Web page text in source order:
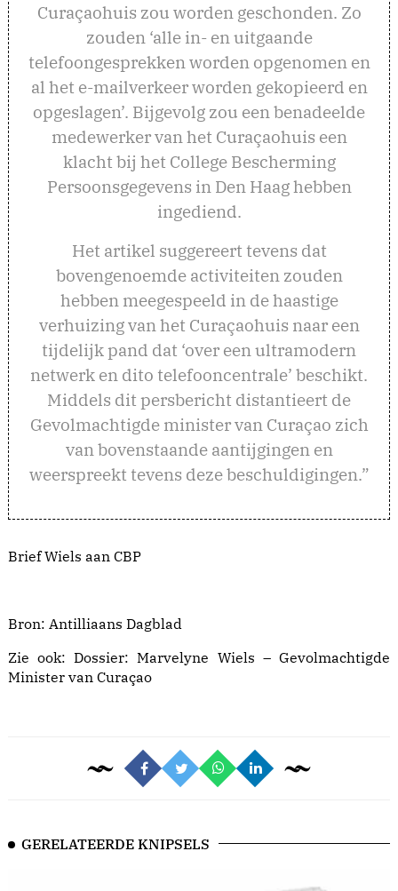
Curaçaohuis zou worden geschonden. Zo
zouden ‘alle in- en uitgaande
telefoongesprekken worden opgenomen en
al het e-mailverkeer worden gekopieerd en
opgeslagen’. Bijgevolg zou een benadeelde
medewerker van het Curaçaohuis een
klacht bij het College Bescherming
Persoonsgegevens in Den Haag hebben
ingediend.
Het artikel suggereert tevens dat
bovengenoemde activiteiten zouden
hebben meegespeeld in de haastige
verhuizing van het Curaçaohuis naar een
tijdelijk pand dat ‘over een ultramodern
netwerk en dito telefooncentrale’ beschikt.
Middels dit persbericht distantieert de
Gevolmachtigde minister van Curaçao zich
van bovenstaande aantijgingen en
weerspreekt tevens deze beschuldigingen.”
Brief Wiels aan CBP
Bron: Antilliaans Dagblad
Zie ook: Dossier: Marvelyne Wiels – Gevolmachtigde
Minister van Curaçao
GERELATEERDE KNIPSELS